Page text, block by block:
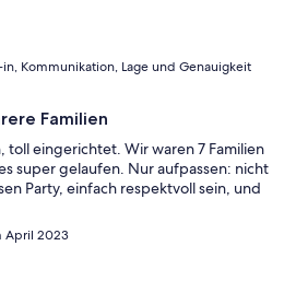
Kommunikation, Lage und Genauigkeit
Familien
toll eingerichtet. Wir waren 7 Familien
super gelaufen. Nur aufpassen: nicht
Party, einfach respektvoll sein, und
April 2023